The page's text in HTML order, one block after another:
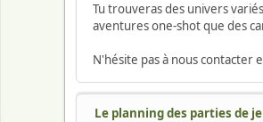
Tu trouveras des univers
aventures one-shot que des
N'hésite pas à nous contacter
Le planning des parties de